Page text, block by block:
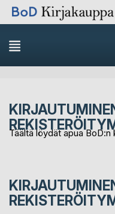
Skip
to
Content
Täältä löydät apua